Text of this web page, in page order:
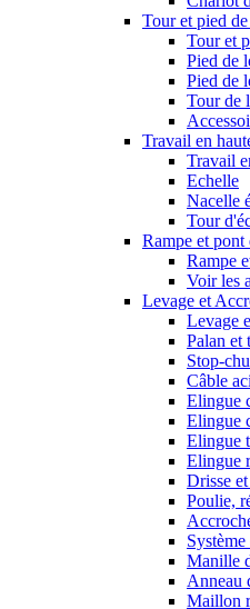
Tour et pied
Tour et
Pied de
Pied de
Tour de
Travail en
Travail
Echelle
Nacelle
Tour
Rampe et pont
Rampe
Voir les
Levage et
Levage
Palan et
Stop-
Câble
Elingue
Elingue
Elingue
Elingue
Drisse
Poulie,
Manille
Anneau
Maillon